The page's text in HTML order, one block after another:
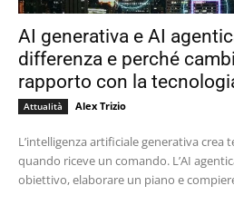
AI generativa e AI
differenza e perché
rapporto con la
Attualità Alex Trizio
L’intelligenza artificiale generativa crea
quando riceve un comando. L’AI
obiettivo, elaborare un piano e